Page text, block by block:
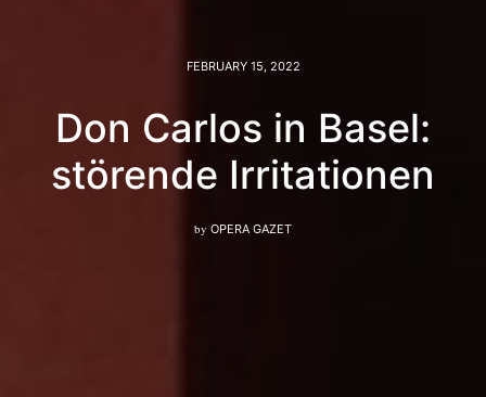
FEBRUARY 15, 2022
Don Carlos in Basel:
störende Irritationen
by OPERA GAZET